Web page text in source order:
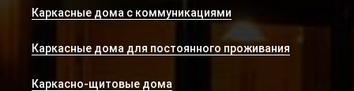
Каркасные дома с коммуникациями
Каркасные дома для постоянного проживания
Каркасно-щитовые дома